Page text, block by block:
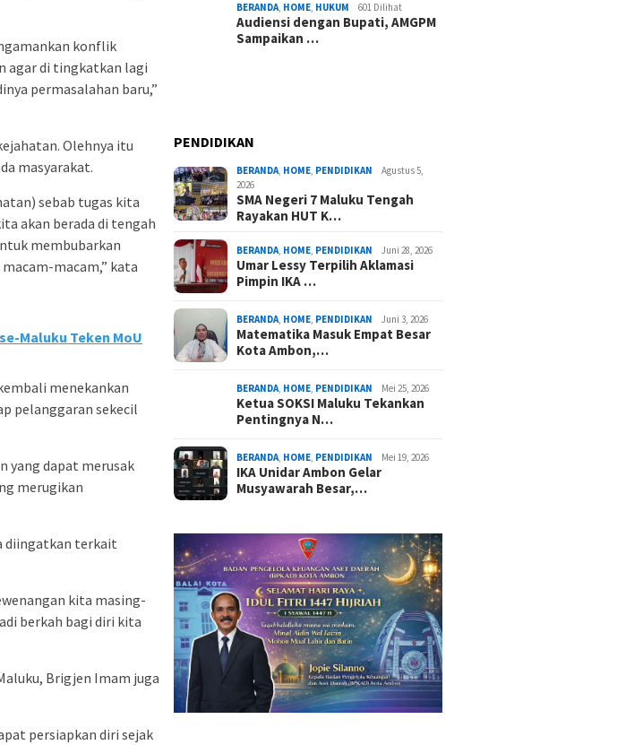
konflik
agar di tingkatkan lagi
permasalahan baru,”
Olehnya itu
masyarakat.
sebab tugas kita
akan berada di tengah
membubarkan
macam,” kata
Maluku Teken MoU
menekankan
pelanggaran sekecil
yang dapat merusak
merugikan
diingatkan terkait
kita masing-
berkah bagi diri kita
Brigjen Imam juga
persiapkan diri sejak
BERANDA, HOME, HUKUM 601 Dilihat
Audiensi dengan Bupati, AMGPM
Sampaikan …
PENDIDIKAN
BERANDA, HOME, PENDIDIKAN
Agustus 5,
2026
SMA Negeri 7 Maluku Tengah
Rayakan HUT K…
BERANDA, HOME, PENDIDIKAN Juni 28, 2026
Umar Lessy Terpilih Aklamasi
Pimpin IKA …
BERANDA, HOME, PENDIDIKAN Juni 3, 2026
Matematika Masuk Empat Besar
Kota Ambon,…
BERANDA, HOME, PENDIDIKAN Mei 25, 2026
Ketua SOKSI Maluku Tekankan
Pentingnya N…
BERANDA, HOME, PENDIDIKAN Mei 19, 2026
IKA Unidar Ambon Gelar
Musyawarah Besar,…